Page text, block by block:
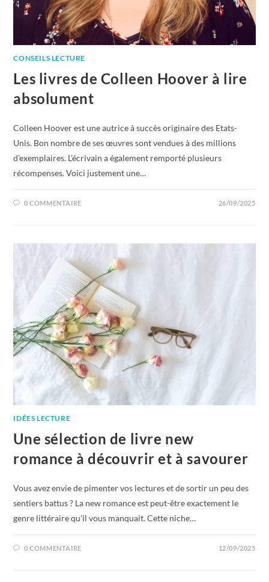
CONSEILS LECTURE
Les livres de Colleen Hoover à lire
absolument
Colleen Hoover est une autrice à succès originaire des Etats-
Unis. Bon nombre de ses œuvres sont vendues à des millions
d’exemplaires. L’écrivain a également remporté plusieurs
récompenses. Voici justement une…
0 COMMENTAIRE 26/09/2025
IDÉES LECTURE
Une sélection de livre new
romance à découvrir et à savourer
Vous avez envie de pimenter vos lectures et de sortir un peu des
sentiers battus ? La new romance est peut-être exactement le
genre littéraire qu’il vous manquait. Cette niche…
0 COMMENTAIRE 12/09/2025